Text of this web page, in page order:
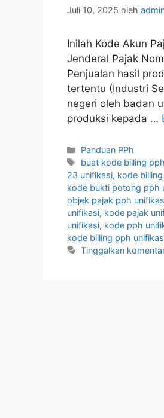
Juli 10, 2025 oleh
Inilah Kode Akun
Jenderal Pajak
Penjualan hasil
tertentu (Industri
negeri oleh badan
produksi kepada …
Kategori
Panduan PPh
Tag
buat kode billing
23 unifikasi, kode
kode bukti potong pph
objek pajak pph
unifikasi, kode pajak
unifikasi, kode pph
kode billing pph
Tinggalkan